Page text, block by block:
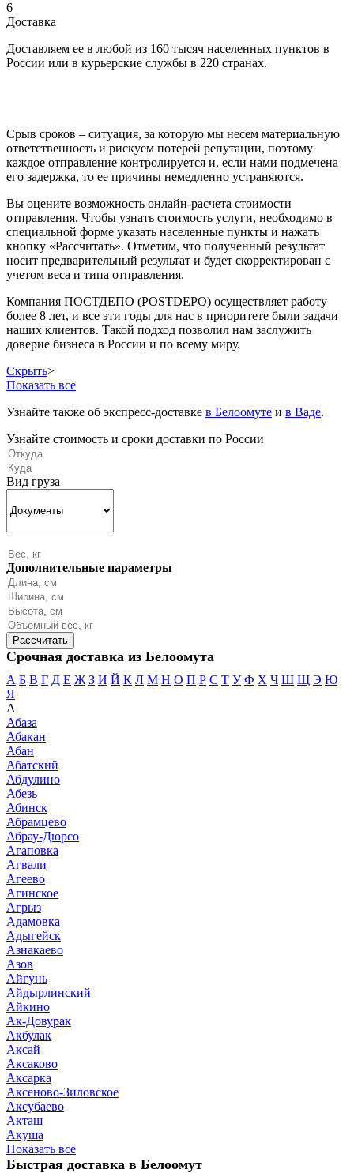
6
Доставка
Доставляем ее в любой из 160 тысяч населенных пунктов в
России или в курьерские службы в 220 странах.
Срыв сроков – ситуация, за которую мы несем материальную
ответственность и рискуем потерей репутации, поэтому
каждое отправление контролируется и, если нами подмечена
его задержка, то ее причины немедленно устраняются.
Вы оцените возможность онлайн-расчета стоимости
отправления. Чтобы узнать стоимость услуги, необходимо в
специальной форме указать населенные пункты и нажать
кнопку «Рассчитать». Отметим, что полученный результат
носит предварительный результат и будет скорректирован с
учетом веса и типа отправления.
Компания ПОСТДЕПО (POSTDEPO) осуществляет работу
более 8 лет, и все эти годы для нас в приоритете были задачи
наших клиентов. Такой подход позволил нам заслужить
доверие бизнеса в России и по всему миру.
Скрыть>
Показать все
Узнайте также об экспресс-доставке в Белоомуте и в Ваде.
Узнайте стоимость и сроки доставки по России
Вид груза
Дополнительные параметры
Срочная доставка из Белоомута
А Б В Г Д Е Ж З И Й К Л М Н О П Р С Т У Ф Х Ч Ш Щ Э Ю
Я
А
Абаза
Абакан
Абан
Абатский
Абдулино
Абезь
Абинск
Абрамцево
Абрау-Дюрсо
Агаповка
Агвали
Агеево
Агинское
Агрыз
Адамовка
Адыгейск
Азнакаево
Азов
Айгунь
Айдырлинский
Айкино
Ак-Довурак
Акбулак
Аксай
Аксаково
Аксарка
Аксеново-Зиловское
Аксубаево
Акташ
Акуша
Показать все
Быстрая доставка в Белоомут